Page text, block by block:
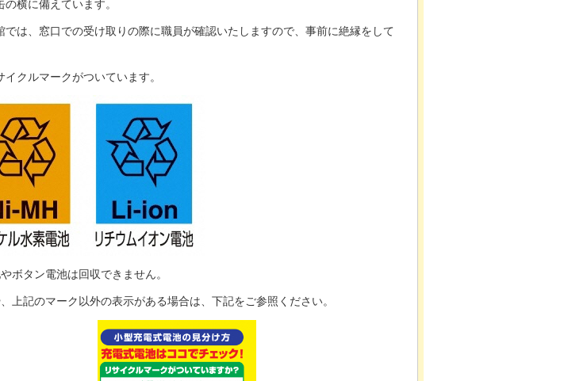
横に備えています。
は、窓口での受け取りの際に職員が確認いたしますので、事前に絶縁をして
クルマークがついています。
ボタン電池は回収できません。
上記のマーク以外の表示がある場合は、下記をご参照ください。